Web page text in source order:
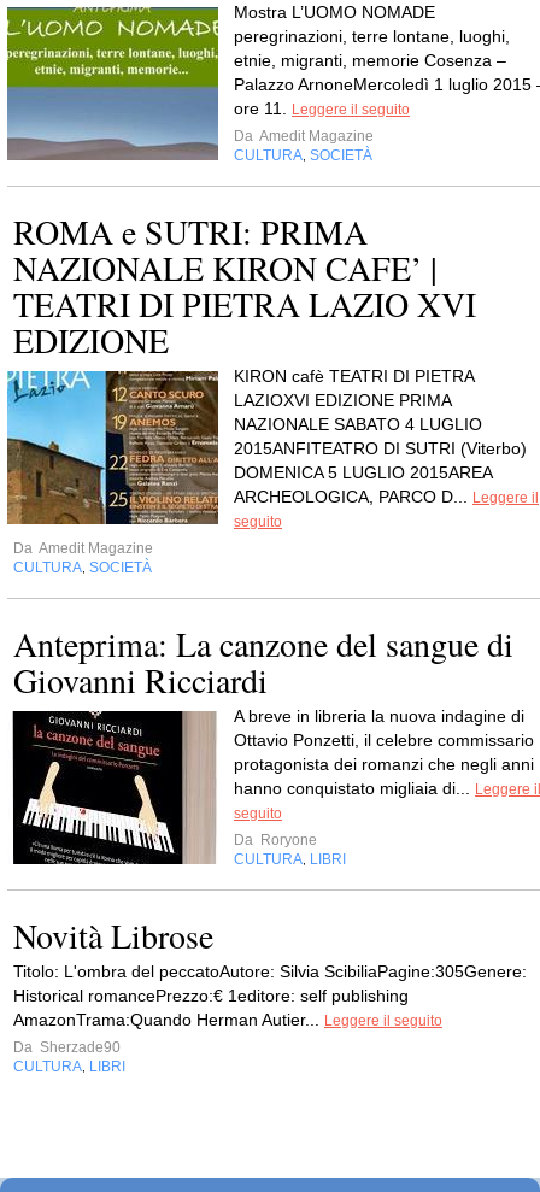
Mostra L’UOMO NOMADE
peregrinazioni, terre lontane, luoghi,
etnie, migranti, memorie Cosenza –
Palazzo ArnoneMercoledì 1 luglio 2015
ore 11.
Leggere il seguito
Da Amedit Magazine
CULTURA SOCIETÀ
ROMA e SUTRI: PRIMA
NAZIONALE KIRON CAFE’ |
TEATRI DI PIETRA LAZIO XVI
EDIZIONE
KIRON cafè TEATRI DI PIETRA
LAZIOXVI EDIZIONE PRIMA
NAZIONALE SABATO 4 LUGLIO
2015ANFITEATRO DI SUTRI (Viterbo)
DOMENICA 5 LUGLIO 2015AREA
ARCHEOLOGICA, PARCO D...
Leggere il
seguito
Da Amedit Magazine
CULTURA SOCIETÀ
Anteprima: La canzone del sangue di
Giovanni Ricciardi
A breve in libreria la nuova indagine di
Ottavio Ponzetti, il celebre commissario
protagonista dei romanzi che negli anni
hanno conquistato migliaia di...
Leggere il
seguito
Da Roryone
CULTURA LIBRI
Novità Librose
Titolo: L'ombra del peccatoAutore: Silvia ScibiliaPagine:305Genere:
Historical romancePrezzo:€ 1editore: self publishing
AmazonTrama:Quando Herman Autier...
Leggere il seguito
Da Sherzade90
CULTURA LIBRI